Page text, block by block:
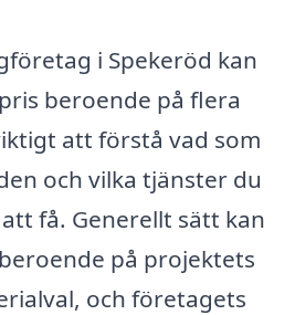
i Spekeröd kan
beroende på flera
att förstå vad som
och vilka tjänster du
få. Generellt sätt kan
på projektets
och företagets